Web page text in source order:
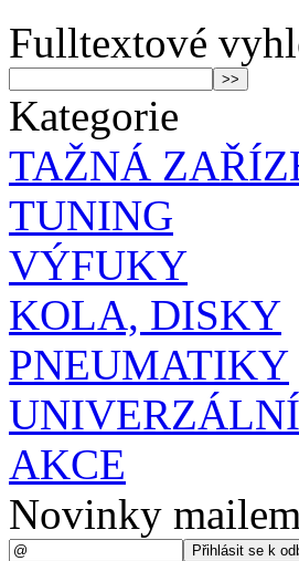
Fulltextové
Kategorie
TAŽNÁ
TUNING
VÝFUKY
KOLA, DISKY
PNEUMATIKY
AKCE
Novinky mailem